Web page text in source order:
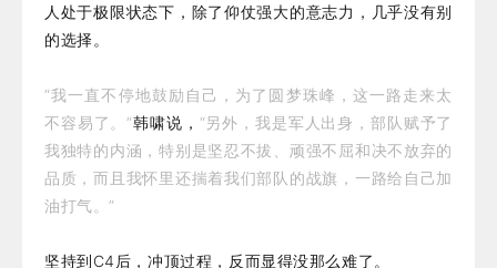
人处于极限状态下，除了仰仗强大的意志力，几乎没有别
的选择。
“我一直不停地鼓励自己，为了圆梦珠峰，这一路走来太
不容易了。”韩啸说， “另外，我是军人出身，部队赋予了
我独特的内涵，特别是坚忍不拔、顽强不屈和决不放弃的
品质，而且我怀里还揣着我们部队的战旗，一路给自己加
油打气。”
坚持到C4后，冲顶过程，反而显得没那么难了。